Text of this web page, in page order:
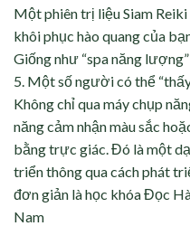
Một phiên trị liệu Siam
khôi phục hào quang của
Giống như “spa năng
5. Một số người có thể
Không chỉ qua máy chụp
năng cảm nhận màu sắc
bằng trực giác. Đó là một
triển thông qua cách phát
đơn giản là học khóa Đọc
Nam